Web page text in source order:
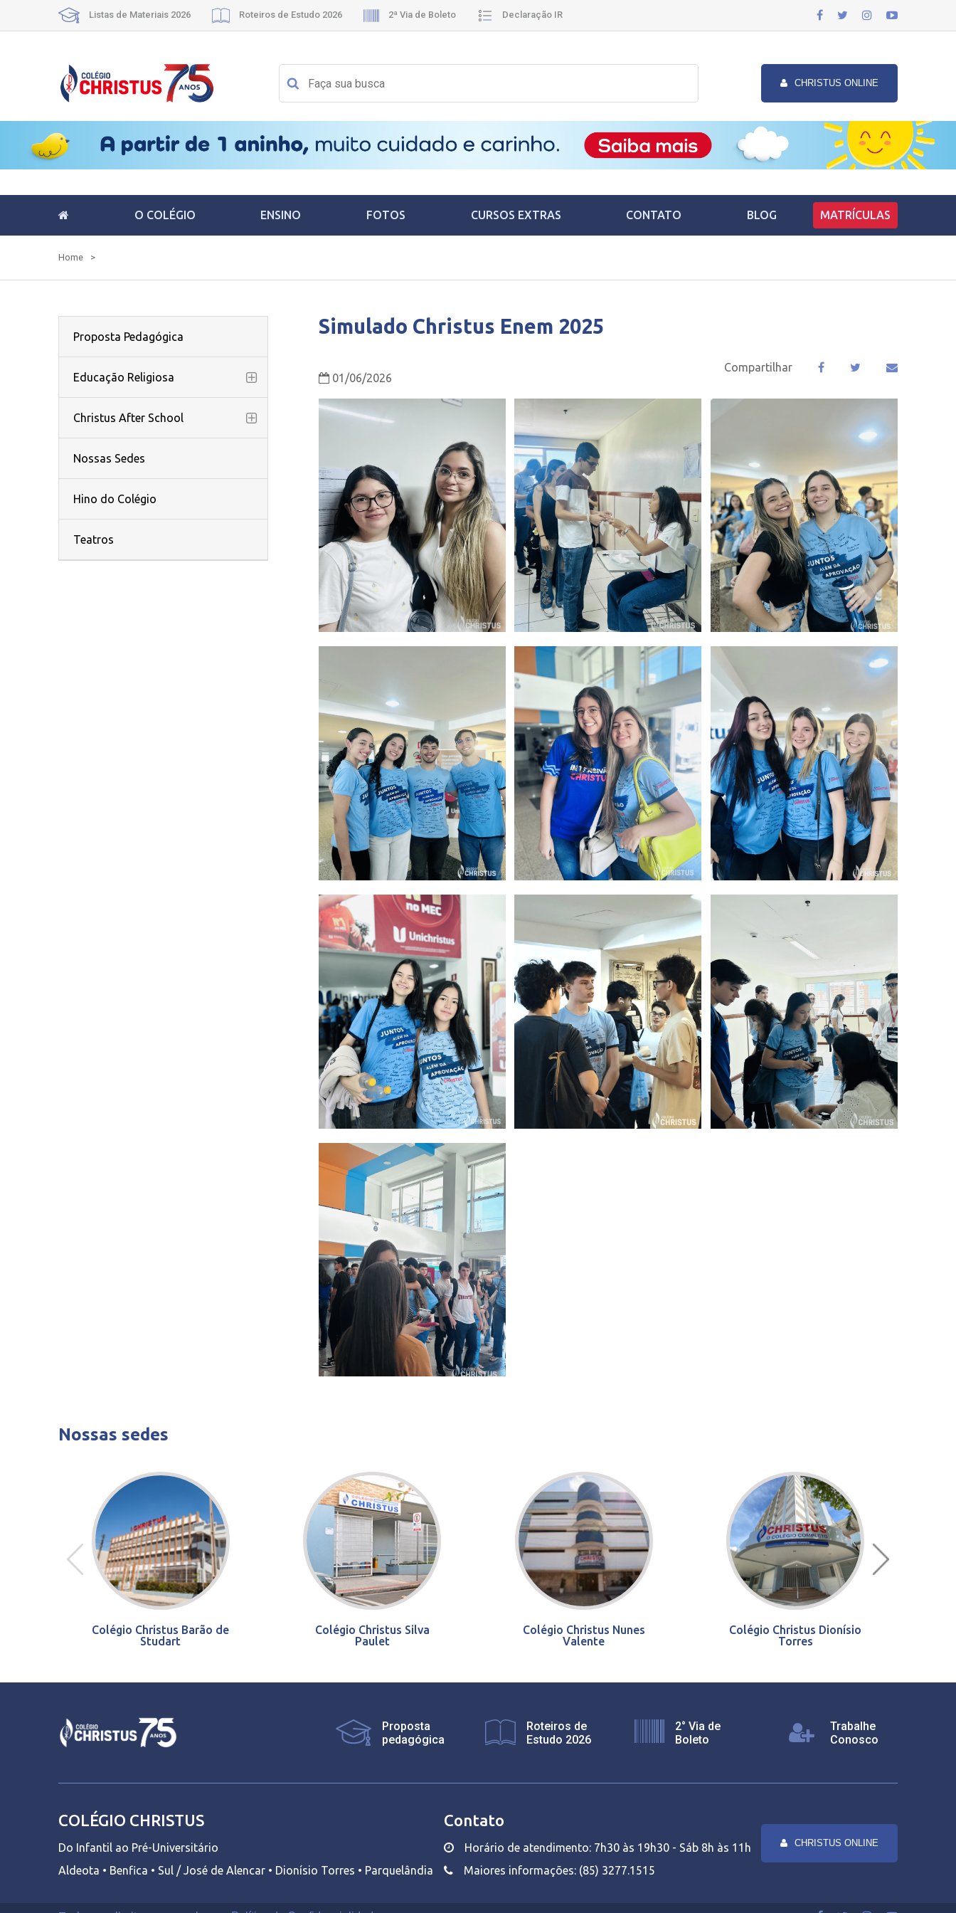
Listas de Materiais 2026 Roteiros de Estudo 2026 2ª Via de Boleto Declaração IR
CHRISTUS ONLINE
O COLÉGIO ENSINO FOTOS CURSOS EXTRAS CONTATO BLOG MATRÍCULAS
Home >
Proposta Pedagógica
Educação Religiosa
Christus After School
Nossas Sedes
Hino do Colégio
Teatros
Simulado Christus Enem 2025
01/06/2026
Compartilhar
Nossas sedes
Colégio Christus Barão de
Studart
Colégio Christus Silva
Paulet
Colégio Christus Nunes
Valente
Colégio Christus Dionísio
Torres
Proposta
pedagógica
Roteiros de
Estudo 2026
2° Via de
Boleto
Trabalhe
Conosco
COLÉGIO CHRISTUS
Do Infantil ao Pré-Universitário
Aldeota • Benfica • Sul / José de Alencar • Dionísio Torres • Parquelândia
Contato
Horário de atendimento: 7h30 às 19h30 - Sáb 8h às 11h
Maiores informações: (85) 3277.1515
CHRISTUS ONLINE